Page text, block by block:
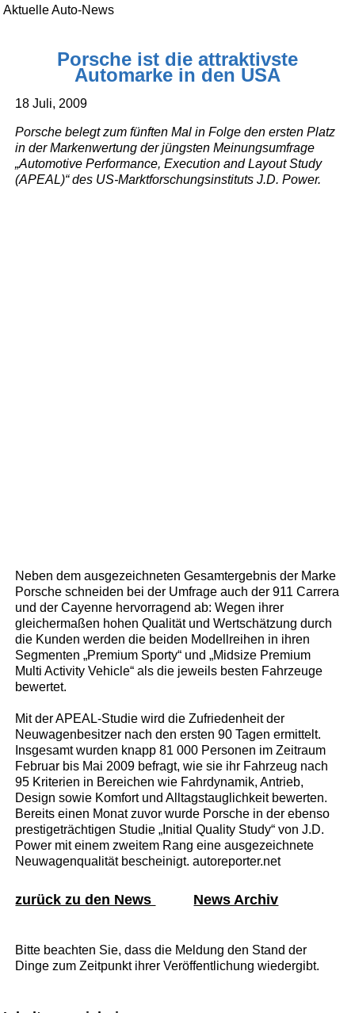
Aktuelle Auto-News
Porsche ist die attraktivste
Automarke in den USA
18 Juli, 2009
Porsche belegt zum fünften Mal in Folge den ersten Platz
in der Markenwertung der jüngsten Meinungsumfrage
„Automotive Performance, Execution and Layout Study
(APEAL)“ des US-Marktforschungsinstituts J.D. Power.
Neben dem ausgezeichneten Gesamtergebnis der Marke
Porsche schneiden bei der Umfrage auch der 911 Carrera
und der Cayenne hervorragend ab: Wegen ihrer
gleichermaßen hohen Qualität und Wertschätzung durch
die Kunden werden die beiden Modellreihen in ihren
Segmenten „Premium Sporty“ und „Midsize Premium
Multi Activity Vehicle“ als die jeweils besten Fahrzeuge
bewertet.
Mit der APEAL-Studie wird die Zufriedenheit der
Neuwagenbesitzer nach den ersten 90 Tagen ermittelt.
Insgesamt wurden knapp 81 000 Personen im Zeitraum
Februar bis Mai 2009 befragt, wie sie ihr Fahrzeug nach
95 Kriterien in Bereichen wie Fahrdynamik, Antrieb,
Design sowie Komfort und Alltagstauglichkeit bewerten.
Bereits einen Monat zuvor wurde Porsche in der ebenso
prestigeträchtigen Studie „Initial Quality Study“ von J.D.
Power mit einem zweitem Rang eine ausgezeichnete
Neuwagenqualität bescheinigt. autoreporter.net
zurück zu den News News Archiv
Bitte beachten Sie, dass die Meldung den Stand der
Dinge zum Zeitpunkt ihrer Veröffentlichung wiedergibt.